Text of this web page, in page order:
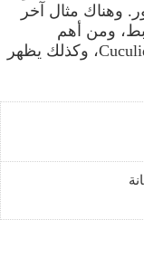
وهناك مثال آخر
، ومن أهم
الفصائل التي تلجئ إلى هذا السلوك هي Cuculidae، Indicatoridae، Icterinae، Estrildidae ، Anatidae، وكذلك يظهر